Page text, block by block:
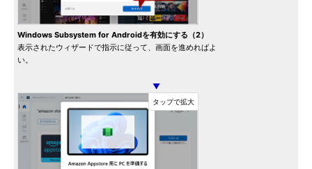
Windows Subsystem for Androidを有効にする（2）
表示されたウィザードで指示に従って、画面を進めればよ
い。
▼